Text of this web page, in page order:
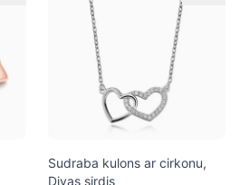
Sudraba kulons ar cirkonu,
Divas sirdis